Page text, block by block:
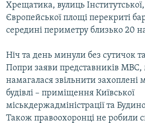
Хрещатика, вулиць
Європейської площі перекриті
середині периметру близько 20
Ніч та день минули без сутичок
Попри заяви представників МВС,
намагалася звільнити захоплені
будівлі – приміщення Київської
міськдержадміністрації та
Також правоохоронці не робили